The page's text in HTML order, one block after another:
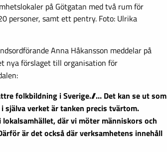
på Götgatan med två rum för
personer, samt ett pentry. Foto: Ulrika
Anna Håkansson meddelar på
nya förslaget till organisation för
folkbildning i Sverige.//… Det kan se ut som
själva verket är tanken precis tvärtom.
där vi möter människors och
är det också där verksamhetens innehåll